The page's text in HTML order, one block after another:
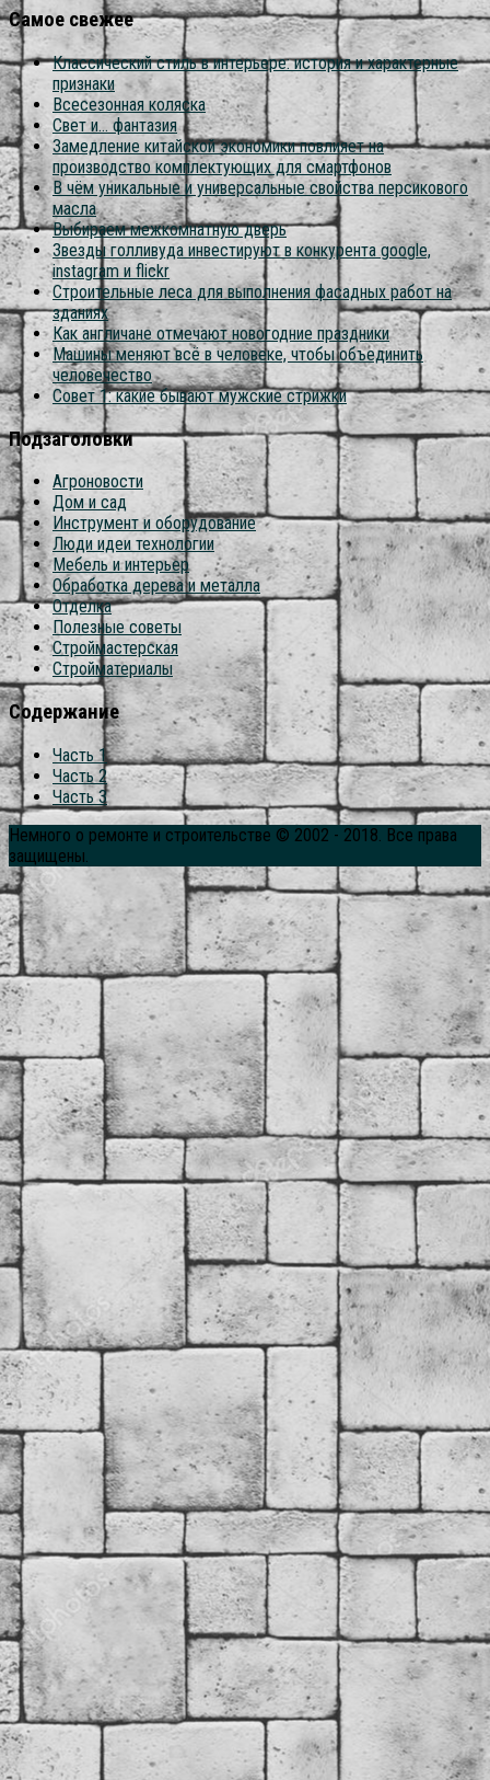
Самое свежее
Классический стиль в интерьере: история и характерные
признаки
Всесезонная коляска
Свет и… фантазия
Замедление китайской экономики повлияет на
производство комплектующих для смартфонов
В чём уникальные и универсальные свойства персикового
масла
Выбираем межкомнатную дверь
Звезды голливуда инвестируют в конкурента google,
instagram и flickr
Строительные леса для выполнения фасадных работ на
зданиях
Как англичане отмечают новогодние праздники
Машины меняют всё в человеке, чтобы объединить
человечество
Совет 1: какие бывают мужские стрижки
Подзаголовки
Агроновости
Дом и сад
Инструмент и оборудование
Люди идеи технологии
Мебель и интерьер
Обработка дерева и металла
Отделка
Полезные советы
Строймастерская
Стройматериалы
Содержание
Часть 1
Часть 2
Часть 3
Немного о ремонте и строительстве © 2002 - 2018. Все права
защищены.